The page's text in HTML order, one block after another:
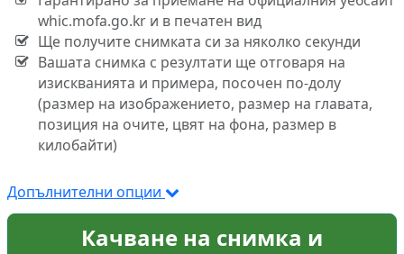
whic.mofa.go.kr и в печатен вид
Ще получите снимката си за няколко секунди
Вашата снимка с резултати ще отговаря на
изискванията и примера, посочен по-долу
(размер на изображението, размер на главата,
позиция на очите, цвят на фона, размер в
килобайти)
Допълнителни опции
Качване на снимка и